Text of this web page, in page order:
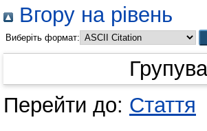
Вгору на рівень
Виберіть формат:
Перейти до: Стаття